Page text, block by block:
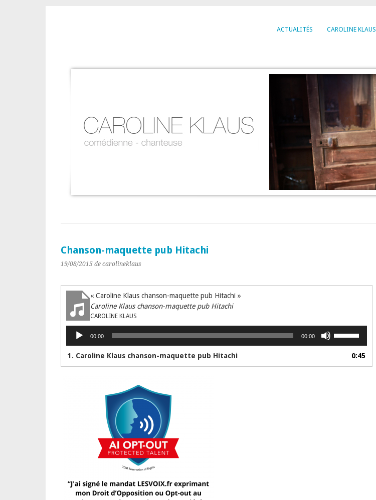
ACTUALITÉS CAROLINE KLAUS
Chanson-maquette pub Hitachi
19/08/2015 de carolineklaus
« Caroline Klaus chanson-maquette pub Hitachi »
Caroline Klaus chanson-maquette pub Hitachi
CAROLINE KLAUS
Lecteur
audio
00:00 00:00
1. Caroline Klaus chanson-maquette pub Hitachi 0:45